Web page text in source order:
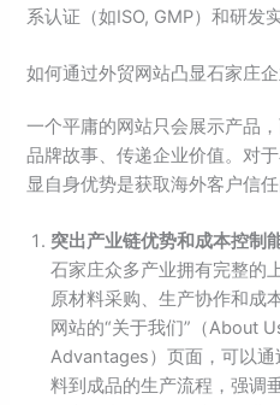
系认证（如ISO, GMP）和研发
如何通过外贸网站凸显石家庄
一个平庸的网站只会展示产品
品牌故事、传递企业价值。对
显自身优势是获取海外客户信任
突出产业链优势和成本控制
石家庄众多产业拥有完整的
原材料采购、生产协作和成
网站的“关于我们”（About
Advantages）页面，可以
料到成品的生产流程，强调